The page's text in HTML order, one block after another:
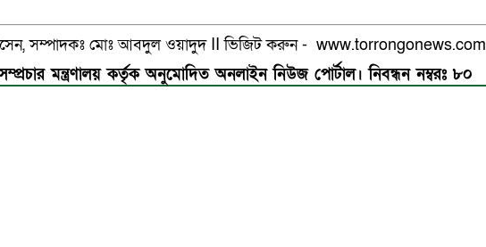
সম্পাদকঃ মোঃ আবদুল ওয়াদুদ II ভিজিট করুন - www.torrongonews.com
মন্ত্রণালয় কর্তৃক অনুমোদিত অনলাইন নিউজ পোর্টাল। নিবন্ধন নম্বরঃ ৮০